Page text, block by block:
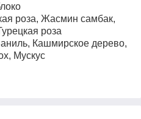
роза, Жасмин самбак,
роза
Кашмирское дерево,
Мускус